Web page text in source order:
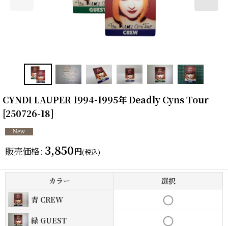
CYNDI LAUPER 1994-1995年 Deadly Cyns Tour
[250726-18]
販売価格: 3,850円(税込)
カラー
選択
青 CREW
緑 GUEST